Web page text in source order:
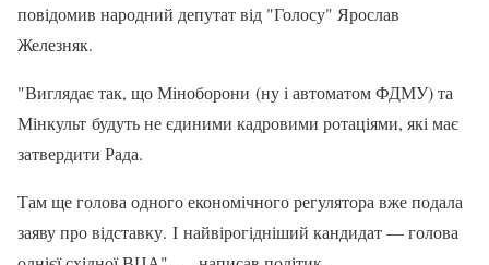
повідомив народний депутат від "Голосу" Ярослав
Железняк.
"Виглядає так, що Міноборони (ну і автоматом ФДМУ) та
Мінкульт будуть не єдиними кадровими ротаціями, які має
затвердити Рада.
Там ще голова одного економічного регулятора вже подала
заяву про відставку. І найвірогідніший кандидат — голова